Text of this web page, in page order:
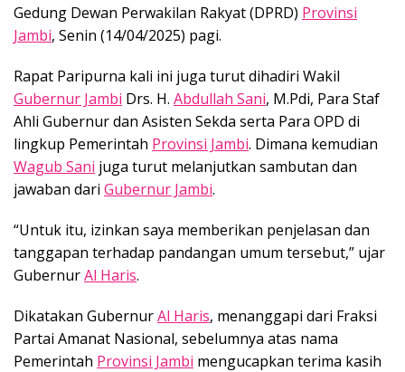
Gedung Dewan Perwakilan Rakyat (DPRD) Provinsi
Jambi, Senin (14/04/2025) pagi.
Rapat Paripurna kali ini juga turut dihadiri Wakil
Gubernur Jambi Drs. H. Abdullah Sani, M.Pdi, Para Staf
Ahli Gubernur dan Asisten Sekda serta Para OPD di
lingkup Pemerintah Provinsi Jambi. Dimana kemudian
Wagub Sani juga turut melanjutkan sambutan dan
jawaban dari Gubernur Jambi.
“Untuk itu, izinkan saya memberikan penjelasan dan
tanggapan terhadap pandangan umum tersebut,” ujar
GubernurAl Haris.
Dikatakan GubernurAl Haris, menanggapi dari Fraksi
Partai Amanat Nasional, sebelumnya atas nama
Pemerintah Provinsi Jambi mengucapkan terima kasih